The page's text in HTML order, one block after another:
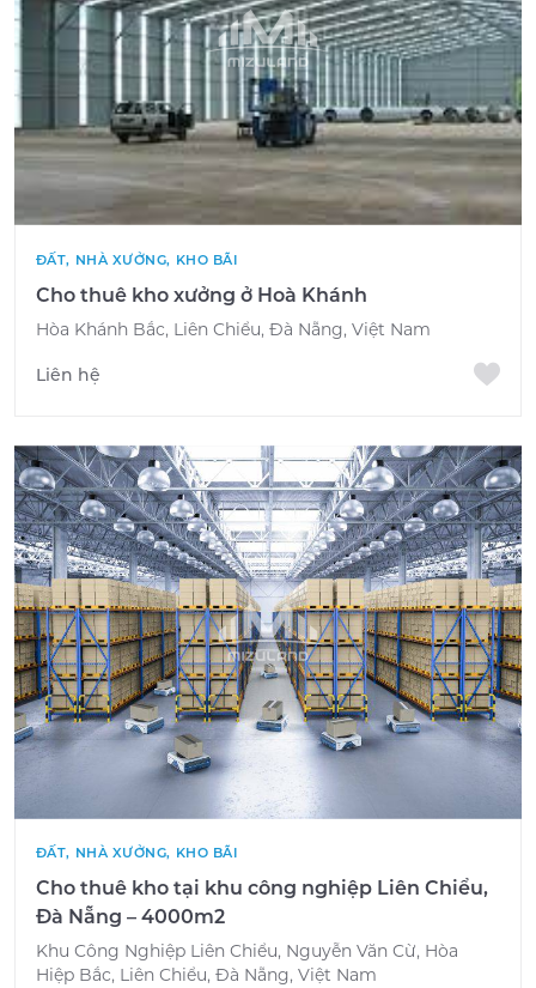
ĐẤT, NHÀ XƯỞNG, KHO BÃI
Cho thuê kho xưởng ở Hoà Khánh
Hòa Khánh Bắc, Liên Chiểu, Đà Nẵng, Việt Nam
Liên hệ
ĐẤT, NHÀ XƯỞNG, KHO BÃI
Cho thuê kho tại khu công nghiệp Liên Chiểu,
Đà Nẵng – 4000m2
Khu Công Nghiệp Liên Chiểu, Nguyễn Văn Cừ, Hòa
Hiệp Bắc, Liên Chiểu, Đà Nẵng, Việt Nam